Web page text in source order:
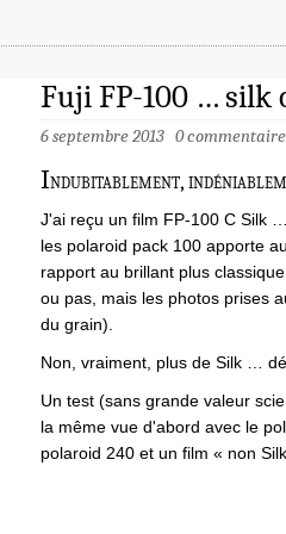
Fuji FP-100 … silk
6 septembre 2013 0 commentaire
Indubitablement,
J'ai reçu un film FP-100 C Silk
les polaroid pack 100 apporte
rapport au brillant plus
ou pas, mais les photos prises
du grain).
Non, vraiment, plus de Silk …
Un test (sans grande valeur
la même vue d'abord avec le
polaroid 240 et un film « non